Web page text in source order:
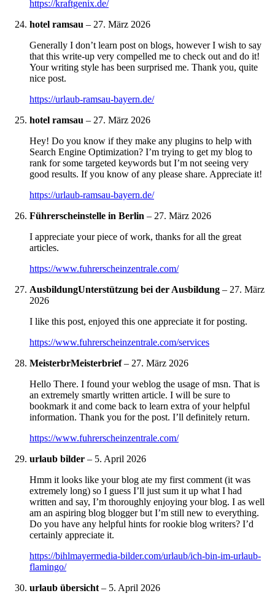
https://kraftgenix.de/
hotel ramsau – 27. März 2026
Generally I don’t learn post on blogs, however I wish to say
that this write-up very compelled me to check out and do it!
Your writing style has been surprised me. Thank you, quite
nice post.
https://urlaub-ramsau-bayern.de/
hotel ramsau – 27. März 2026
Hey! Do you know if they make any plugins to help with
Search Engine Optimization? I’m trying to get my blog to
rank for some targeted keywords but I’m not seeing very
good results. If you know of any please share. Appreciate it!
https://urlaub-ramsau-bayern.de/
Führerscheinstelle in Berlin – 27. März 2026
I appreciate your piece of work, thanks for all the great
articles.
https://www.fuhrerscheinzentrale.com/
AusbildungUnterstützung bei der Ausbildung – 27. März
2026
I like this post, enjoyed this one appreciate it for posting.
https://www.fuhrerscheinzentrale.com/services
MeisterbrMeisterbrief– 27. März 2026
Hello There. I found your weblog the usage of msn. That is
an extremely smartly written article. I will be sure to
bookmark it and come back to learn extra of your helpful
information. Thank you for the post. I’ll definitely return.
https://www.fuhrerscheinzentrale.com/
urlaub bilder – 5. April 2026
Hmm it looks like your blog ate my first comment (it was
extremely long) so I guess I’ll just sum it up what I had
written and say, I’m thoroughly enjoying your blog. I as well
am an aspiring blog blogger but I’m still new to everything.
Do you have any helpful hints for rookie blog writers? I’d
certainly appreciate it.
https://bihlmayermedia-bilder.com/urlaub/ich-bin-im-urlaub-
flamingo/
urlaub übersicht– 5. April 2026